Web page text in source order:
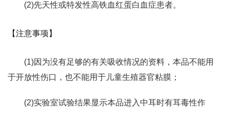
(2)先天性或特发性高铁血红蛋白血症患者。
【注意事项】
(1)因为没有足够的有关吸收情况的资料，本品不能用
于开放性伤口，也不能用于儿童生殖器官粘膜；
(2)实验室试验结果显示本品进入中耳时有耳毒性作